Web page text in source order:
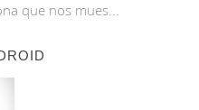
que nos mues...